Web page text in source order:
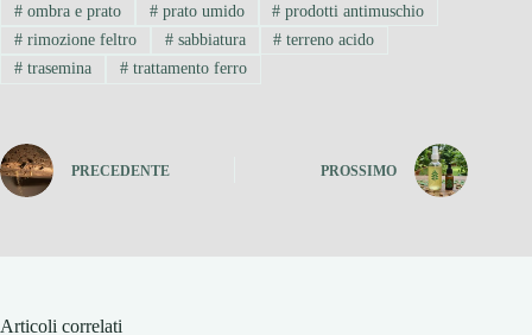
#ombra e prato #prato umido # prodotti antimuschio
#rimozione feltro #sabbiatura # terreno acido
#trasemina #trattamento ferro
PRECEDENTE PROSSIMO
Articoli correlati